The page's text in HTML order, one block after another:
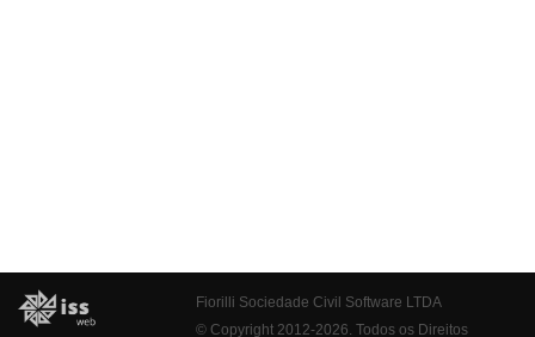
Fiorilli Sociedade Civil Software LTDA
© Copyright 2012-2026. Todos os Direitos